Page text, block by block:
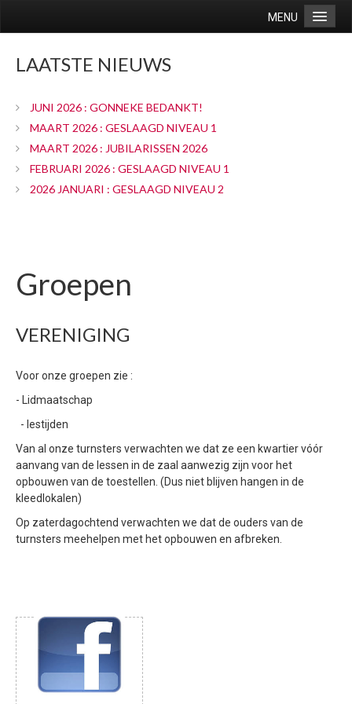
MENU
Vereniging
Groepen
Agenda
selectie
Lidmaatschap / kleding
Contributie
Lestijden
ERELID / LID VAN VERDIENSTE
Diploma/Jubileum/Activiteiten
AVG / VCP / VOG
VCP
Lid worden
LAATSTE NIEUWS
JUNI 2026 : GONNEKE BEDANKT!
MAART 2026 : GESLAAGD NIVEAU 1
MAART 2026 : JUBILARISSEN 2026
FEBRUARI 2026 : GESLAAGD NIVEAU 1
2026 JANUARI : GESLAAGD NIVEAU 2
Groepen
VERENIGING
Voor onze groepen zie :
- Lidmaatschap
- lestijden
Van al onze turnsters verwachten we dat ze een kwartier vóór
aanvang van de lessen in de zaal aanwezig zijn voor het
opbouwen van de toestellen. (Dus niet blijven hangen in de
kleedlokalen)
Op zaterdagochtend verwachten we dat de ouders van de
turnsters meehelpen met het opbouwen en afbreken.